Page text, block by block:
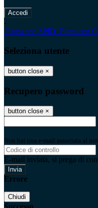
-
Entra con SPID Entra con
Seleziona utente
button close ×
Recupero password
button close ×
Non hai una e-mail associata al
E-mail inviata, si prega di
Errore
Chiudi